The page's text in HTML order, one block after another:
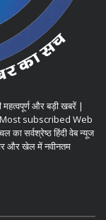
और बड़ी खबरें |
subscribed Web
सर्वश्रेष्ठ हिंदी वेब न्यूज
और खेल में नवीनतम